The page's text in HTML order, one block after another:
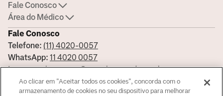
Fale Conosco
Telefone: (11) 4020-0057
WhatsApp: 11 4020 0057
Imprensa:imprensa@americasmed.com.br
Certificações
Fale Conosco
Área do Médico
Ao clicar em "Aceitar todos os cookies", concorda com o
armazenamento de cookies no seu dispositivo para melhorar